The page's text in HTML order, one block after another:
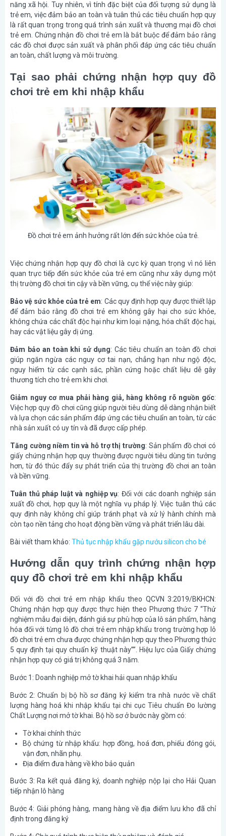
năng xã hội. Tuy nhiên, vì tính đặc biệt của đối tượng sử dụng là
trẻ em, việc đảm bảo an toàn và tuân thủ các tiêu chuẩn hợp quy
là rất quan trọng trong quá trình sản xuất và thương mại đồ chơi
trẻ em. Chứng nhận đồ chơi trẻ em là bắt buộc để đảm bảo rằng
các đồ chơi được sản xuất và phân phối đáp ứng các tiêu chuẩn
an toàn, chất lượng và môi trường.
Tại sao phải chứng nhận hợp quy đồ
chơi trẻ em khi nhập khẩu
Đồ chơi trẻ em ảnh hưởng rất lớn đến sức khỏe của trẻ.
Việc chứng nhận hợp quy đồ chơi là cực kỳ quan trọng vì nó liên
quan trực tiếp đến sức khỏe của trẻ em cũng như xây dựng một
thị trường đồ chơi tin cậy và bền vững, cụ thể việc này giúp:
Bảo vệ sức khỏe của trẻ em: Các quy định hợp quy được thiết lập
để đảm bảo rằng đồ chơi trẻ em không gây hại cho sức khỏe,
không chứa các chất độc hại như kim loại nặng, hóa chất độc hại,
hay các vật liệu gây dị ứng.
Đảm bảo an toàn khi sử dụng: Các tiêu chuẩn an toàn đồ chơi
giúp ngăn ngừa các nguy cơ tai nạn, chẳng hạn như ngộ độc,
nguy hiểm từ các cạnh sắc, phần cứng hoặc chất liệu dễ gây
thương tích cho trẻ em khi chơi.
Giảm nguy cơ mua phải hàng giả, hàng không rõ nguồn gốc:
Việc hợp quy đồ chơi cũng giúp người tiêu dùng dễ dàng nhận biết
và lựa chọn các sản phẩm đáp ứng các tiêu chuẩn an toàn, từ các
nhà sản xuất có uy tín và đã được cấp phép.
Tăng cường niềm tin và hỗ trợ thị trường: Sản phẩm đồ chơi có
giấy chứng nhận hợp quy thường được người tiêu dùng tin tưởng
hơn, từ đó thúc đẩy sự phát triển của thị trường đồ chơi an toàn
và bền vững.
Tuân thủ pháp luật và nghiệp vụ: Đối với các doanh nghiệp sản
xuất đồ chơi, hợp quy là một nghĩa vụ pháp lý. Việc tuân thủ các
quy định này không chỉ giúp tránh phạt và xử lý hành chính mà
còn tạo nền tảng cho hoạt động bền vững và phát triển lâu dài.
Bài viết tham khảo: Thủ tục nhập khẩu gặp nướu silicon cho bé
Hướng dẫn quy trình chứng nhận hợp
quy đồ chơi trẻ em khi nhập khẩu
Đối với đồ chơi trẻ em nhập khẩu theo QCVN 3:2019/BKHCN:
Chứng nhận hợp quy được thực hiện theo Phương thức 7 “Thử
nghiệm mẫu đại diện, đánh giá sự phù hợp của lô sản phẩm, hàng
hóa đối với từng lô đồ chơi trẻ em nhập khẩu trong trường hợp lô
đồ chơi trẻ em chưa được chứng nhận hợp quy theo Phương thức
5 quy định tại quy chuẩn kỹ thuật này””. Hiệu lực của Giấy chứng
nhận hợp quy có giá trị không quá 3 năm.
Bước 1: Doanh nghiệp mở tờ khai hải quan nhập khẩu
Bước 2: Chuẩn bị bộ hồ sơ đăng ký kiểm tra nhà nước về chất
lượng hàng hoá khi nhập khẩu tại chi cục Tiêu chuẩn Đo lường
Chất Lượng nơi mở tờ khai. Bộ hồ sơ ở bước này gồm có:
Tờ khai chính thức
Bộ chứng từ nhập khẩu: hợp đồng, hoá đơn, phiếu đóng gói,
vận đơn, nhãn phụ.
Địa điểm đưa hàng về kho bảo quản
Bước 3: Ra kết quả đăng ký, doanh nghiệp nộp lại cho Hải Quan
tiếp nhận lô hàng
Bước 4: Giải phóng hàng, mang hàng về địa điểm lưu kho đã chỉ
định trong đăng ký